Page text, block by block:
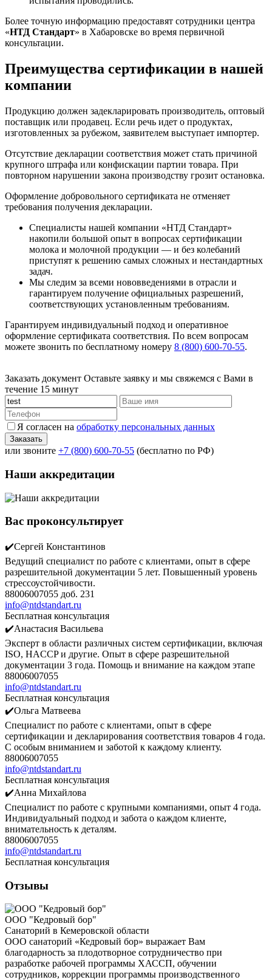
Более точную информацию предоставят сотрудники центра
«НТД Стандарт» в Хабаровске во время первичной
консультации.
Преимущества сертификации в нашей
компании
Продукцию должен задекларировать производитель, оптовый
поставщик или продавец. Если речь идет о продуктах,
изготовленных за рубежом, заявителем выступает импортер.
Отсутствие декларации соответствия может стать причиной
крупного штрафа или конфискации партии товара. При
повторном нарушении закона производству грозит остановка.
Оформление добровольного сертификата не отменяет
требования получения декларации.
Специалисты нашей компании «НТД Стандарт»
накопили большой опыт в вопросах сертификации
молока и молочной продукции — и без колебаний
приступят к решению самых сложных и нестандартных
задач.
Мы следим за всеми нововведениями в отрасли и
гарантируем получение официальных разрешений,
соответствующих установленным требованиям.
Гарантируем индивидуальный подход и оперативное
оформление сертификата соответствия. По всем вопросам
можете звонить по бесплатному номеру 8 (800) 600-70-55.
Заказать документ Оставьте заявку и мы свяжемся с Вами в
течение 15 минут
Я согласен на обработку персональных данных
или звоните +7 (800) 600-70-55 (бесплатно по РФ)
Наши аккредитации
Вас проконсультирует
✔️Сергей Константинов
Ведущий специалист по работе с клиентами, опыт в сфере
разрешительной документации 5 лет. Повышенный уровень
стрессоустойчивости.
88006007055 доб. 231
info@ntdstandart.ru
Бесплатная консультация
✔️Анастасия Васильева
Эксперт в области различных систем сертификации, включая
ISO, HACCP и другие. Опыт в сфере разрешительной
документации 3 года. Помощь и внимание на каждом этапе
88006007055
info@ntdstandart.ru
Бесплатная консультация
✔️Ольга Матвеева
Специалист по работе с клиентами, опыт в сфере
сертификации и декларирования соответствия товаров 4 года.
С особым вниманием и заботой к каждому клиенту.
88006007055
info@ntdstandart.ru
Бесплатная консультация
✔️Анна Михайлова
Специалист по работе с крупными компаниями, опыт 4 года.
Индивидуальный подход и забота о каждом клиенте,
внимательность к деталям.
88006007055
info@ntdstandart.ru
Бесплатная консультация
Отзывы
ООО "Кедровый бор"
Санаторий в Кемеровской области
ООО санаторий «Кедровый бор» выражает Вам
благодарность за плодотворное сотрудничество при
разработке рабочей программы ХАССП, обучении
сотрудников, коррекции программы производственного